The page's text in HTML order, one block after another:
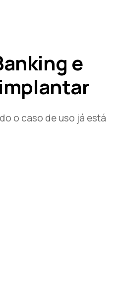
e
o caso de uso já está